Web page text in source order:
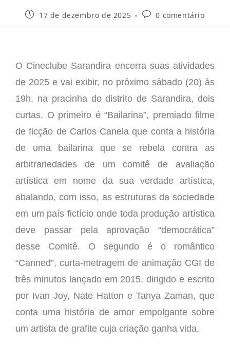
17 de dezembro de 2025 0 comentário
O Cineclube Sarandira encerra suas atividades
de 2025 e vai exibir, no próximo sábado (20) às
19h, na pracinha do distrito de Sarandira, dois
curtas. O primeiro é “Bailarina”, premiado filme
de ficção de Carlos Canela que conta a história
de uma bailarina que se rebela contra as
arbitrariedades de um comitê de avaliação
artística em nome da sua verdade artística,
abalando, com isso, as estruturas da sociedade
em um país fictício onde toda produção artística
deve passar pela aprovação “democrática”
desse Comitê. O segundo é o romântico
“Canned”, curta-metragem de animação CGI de
três minutos lançado em 2015, dirigido e escrito
por Ivan Joy, Nate Hatton e Tanya Zaman, que
conta uma história de amor empolgante sobre
um artista de grafite cuja criação ganha vida.